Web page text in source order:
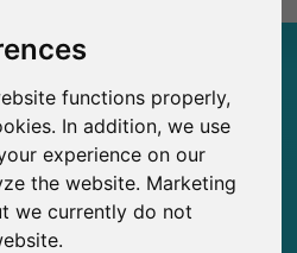
functions properly,
In addition, we use
experience on our
the website. Marketing
we currently do not
SCHOOL – A COLPO
16
in precedenza su
0 su SurveyCircle
Scopri la ricerca
FAQ
Registrati gratis
Accedi